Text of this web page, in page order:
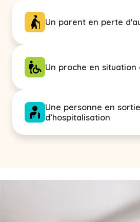
Un parent en perte
Un proche en situation
Une personne en sortie
d’hospitalisation